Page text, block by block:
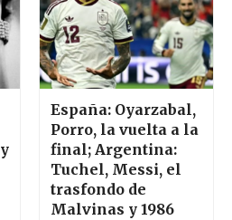
España: Oyarzabal,
Porro, la vuelta a la
final; Argentina:
Tuchel, Messi, el
trasfondo de
Malvinas y 1986